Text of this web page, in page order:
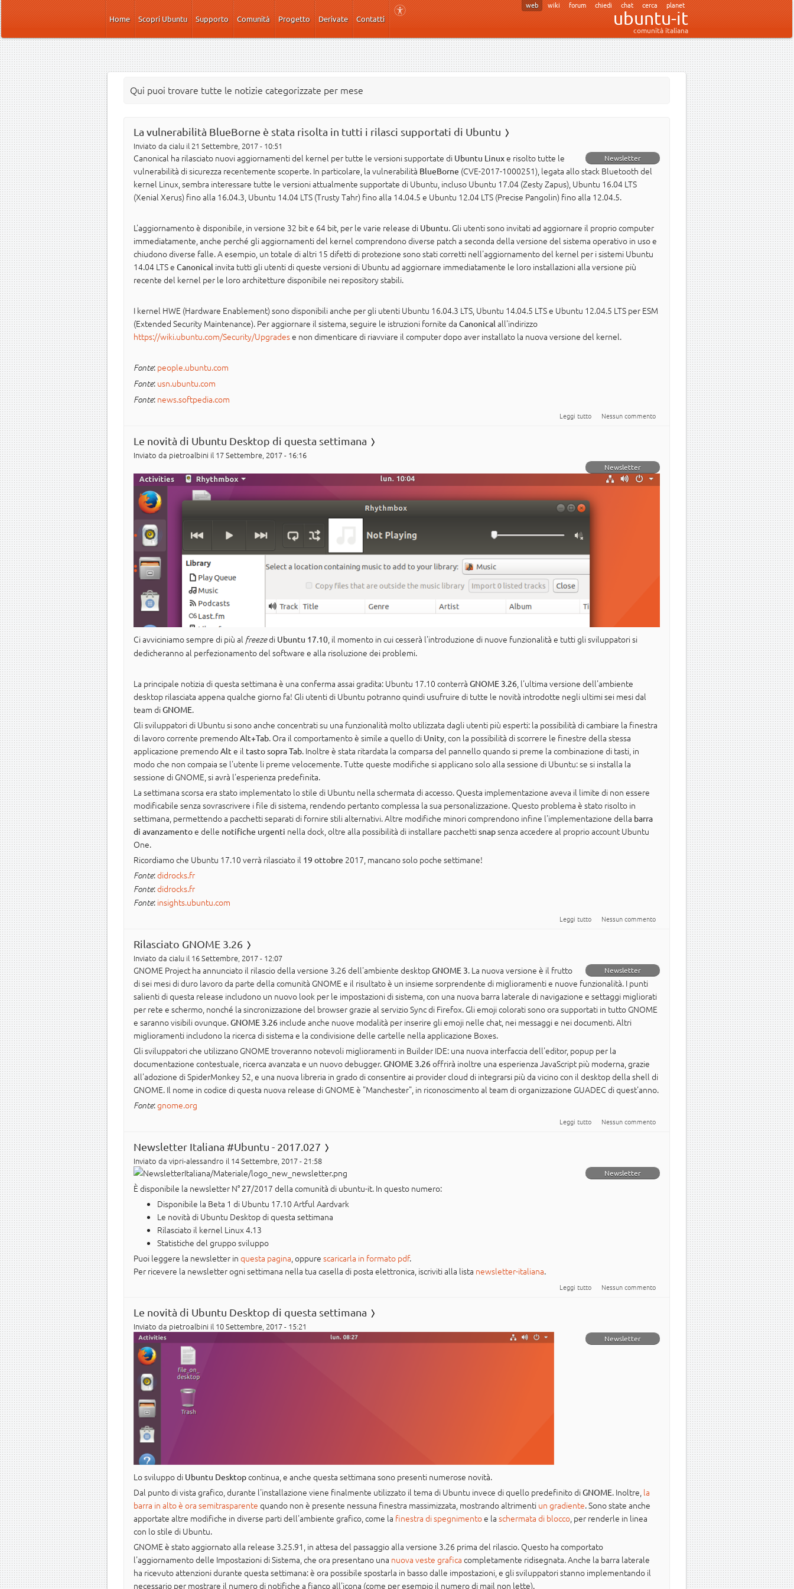
Salta al contenuto principale
Home
Scopri Ubuntu Supporto Comunità Progetto Derivate Contatti
web wiki forum chiedi chat cerca planet
ubuntu-it
comunità italiana
Qui puoi trovare tutte le notizie categorizzate per mese
La vulnerabilità BlueBorne è stata risolta in tutti i rilasci supportati di Ubuntu
Inviato da cialu il 21 Settembre, 2017 - 10:51
Newsletter
Canonical ha rilasciato nuovi aggiornamenti del kernel per tutte le versioni supportate di Ubuntu Linuxe risolto tutte le
vulnerabilità di sicurezza recentemente scoperte. In particolare, la vulnerabilità BlueBorne (CVE-2017-1000251), legata allo stack Bluetooth del
kernel Linux, sembra interessare tutte le versioni attualmente supportate di Ubuntu, incluso Ubuntu 17.04 (Zesty Zapus), Ubuntu 16.04 LTS
(Xenial Xerus) fino alla 16.04.3, Ubuntu 14.04 LTS (Trusty Tahr) fino alla 14.04.5 e Ubuntu 12.04 LTS (Precise Pangolin) fino alla 12.04.5.
L'aggiornamento è disponibile, in versione 32 bit e 64 bit, per le varie release di Ubuntu. Gli utenti sono invitati ad aggiornare il proprio computer
immediatamente, anche perché gli aggiornamenti del kernel comprendono diverse patch a seconda della versione del sistema operativo in uso e
chiudono diverse falle. A esempio, un totale di altri 15 difetti di protezione sono stati corretti nell'aggiornamento del kernel per i sistemi Ubuntu
14.04 LTS e Canonical invita tutti gli utenti di queste versioni di Ubuntu ad aggiornare immediatamente le loro installazioni alla versione più
recente del kernel per le loro architetture disponibile nei repository stabili.
I kernel HWE (Hardware Enablement) sono disponibili anche per gli utenti Ubuntu 16.04.3 LTS, Ubuntu 14.04.5 LTS e Ubuntu 12.04.5 LTS per ESM
(Extended Security Maintenance). Per aggiornare il sistema, seguire le istruzioni fornite da Canonical all'indirizzo
https://wiki.ubuntu.com/Security/Upgradese non dimenticare di riavviare il computer dopo aver installato la nuova versione del kernel.
Fonte: people.ubuntu.com
Fonte: usn.ubuntu.com
Fonte: news.softpedia.com
Leggi tutto su La vulnerabilità BlueBorne è stata risolta in tutti i rilasci supportati
Nessun commento
Le novità di Ubuntu Desktop di questa settimana
Inviato da pietroalbini il 17 Settembre, 2017 - 16:16
Newsletter
Ci avviciniamo sempre di più al freezedi Ubuntu 17.10, il momento in cui cesserà l'introduzione di nuove funzionalità e tutti gli sviluppatori si
dedicheranno al perfezionamento del software e alla risoluzione dei problemi.
La principale notizia di questa settimana è una conferma assai gradita: Ubuntu 17.10 conterrà GNOME 3.26, l'ultima versione dell'ambiente
desktop rilasciata appena qualche giorno fa! Gli utenti di Ubuntu potranno quindi usufruire di tutte le novità introdotte negli ultimi sei mesi dal
team diGNOME.
Gli sviluppatori di Ubuntu si sono anche concentrati su una funzionalità molto utilizzata dagli utenti più esperti: la possibilità di cambiare la finestra
di lavoro corrente premendoAlt+Tab. Ora il comportamento è simile a quello di Unity, con la possibilità di scorrere le finestre della stessa
applicazione premendoAlt e il tasto sopra Tab. Inoltre è stata ritardata la comparsa del pannello quando si preme la combinazione di tasti, in
modo che non compaia se l'utente li preme velocemente. Tutte queste modifiche si applicano solo alla sessione di Ubuntu: se si installa la
sessione di GNOME, si avrà l'esperienza predefinita.
La settimana scorsa era stato implementato lo stile di Ubuntu nella schermata di accesso. Questa implementazione aveva il limite di non essere
modificabile senza sovrascrivere i file di sistema, rendendo pertanto complessa la sua personalizzazione. Questo problema è stato risolto in
settimana, permettendo a pacchetti separati di fornire stili alternativi. Altre modifiche minori comprendono infine l'implementazione della barra
di avanzamentoe delle notifiche urgenti nella dock, oltre alla possibilità di installare pacchettisnapsenza accedere al proprio account Ubuntu
One.
Ricordiamo che Ubuntu 17.10 verrà rilasciato il 19 ottobre 2017, mancano solo poche settimane!
Fonte:didrocks.fr
Fonte:didrocks.fr
Fonte: insights.ubuntu.com
Leggi tutto su Le novità di Ubuntu Desktop di questa settimana
Nessun commento
Rilasciato GNOME 3.26
Inviato da cialu il 16 Settembre, 2017 - 12:07
Newsletter
GNOME Project ha annunciato il rilascio della versione 3.26 dell'ambiente desktopGNOME 3. La nuova versione è il frutto
di sei mesi di duro lavoro da parte della comunità GNOME e il risultato è un insieme sorprendente di miglioramenti e nuove funzionalità. I punti
salienti di questa release includono un nuovo look per le impostazioni di sistema, con una nuova barra laterale di navigazione e settaggi migliorati
per rete e schermo, nonché la sincronizzazione del browser grazie al servizio Sync di Firefox. Gli emoji colorati sono ora supportati in tutto GNOME
e saranno visibili ovunque.GNOME 3.26 include anche nuove modalità per inserire gli emoji nelle chat, nei messaggi e nei documenti. Altri
miglioramenti includono la ricerca di sistema e la condivisione delle cartelle nella applicazione Boxes.
Gli sviluppatori che utilizzano GNOME troveranno notevoli miglioramenti in Builder IDE: una nuova interfaccia dell'editor, popup per la
documentazione contestuale, ricerca avanzata e un nuovo debugger.GNOME 3.26offrirà inoltre una esperienza JavaScript più moderna, grazie
all'adozione di SpiderMonkey 52, e una nuova libreria in grado di consentire ai provider cloud di integrarsi più da vicino con il desktop della shell di
GNOME. Il nome in codice di questa nuova release di GNOME è "Manchester", in riconoscimento al team di organizzazione GUADEC di quest'anno.
Fonte:gnome.org
Leggi tutto su Rilasciato GNOME 3.26
Nessun commento
Newsletter Italiana #Ubuntu - 2017.027
Inviato da vipri-alessandro il 14 Settembre, 2017 - 21:58
Newsletter
È disponibile la newsletter N° 27/2017 della comunità di ubuntu-it. In questo numero:
Disponibile la Beta 1 di Ubuntu 17.10 Artful Aardvark
Le novità di Ubuntu Desktop di questa settimana
Rilasciato il kernel Linux 4.13
Statistiche del gruppo sviluppo
Puoi leggere la newsletter in questa pagina, oppure scaricarla in formato pdf.
Per ricevere la newsletter ogni settimana nella tua casella di posta elettronica, iscriviti alla lista newsletter-italiana.
Leggi tutto su Newsletter Italiana #Ubuntu - 2017.027
Nessun commento
Le novità di Ubuntu Desktop di questa settimana
Inviato da pietroalbini il 10 Settembre, 2017 - 15:21
Newsletter
Lo sviluppo di Ubuntu Desktopcontinua, e anche questa settimana sono presenti numerose novità.
Dal punto di vista grafico, durante l'installazione viene finalmente utilizzato il tema di Ubuntu invece di quello predefinito diGNOME. Inoltre, la
barra in alto è ora semitrasparente quando non è presente nessuna finestra massimizzata, mostrando altrimenti un gradiente. Sono state anche
apportate altre modifiche in diverse parti dell'ambiente grafico, come la finestra di spegnimentoe la schermata di blocco, per renderle in linea
con lo stile di Ubuntu.
GNOME è stato aggiornato alla release 3.25.91, in attesa del passaggio alla versione 3.26 prima del rilascio. Questo ha comportato
l'aggiornamento delle Impostazioni di Sistema, che ora presentano una nuova veste grafica completamente ridisegnata. Anche la barra laterale
ha ricevuto attenzioni durante questa settimana: è ora possibile spostarla in basso dalle impostazioni, e gli sviluppatori stanno implementando il
necessario per mostrare il numero di notifiche a fianco all'icona (come per esempio il numero di mail non lette).